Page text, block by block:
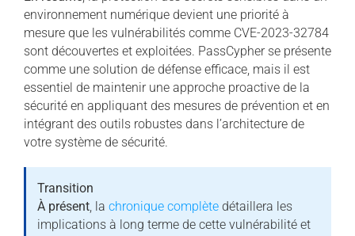
environnement numérique devient une priorité à
mesure que les vulnérabilités comme CVE-2023-32784
sont découvertes et exploitées. PassCypher se présente
comme une solution de défense efficace, mais il est
essentiel de maintenir une approche proactive de la
sécurité en appliquant des mesures de prévention et en
intégrant des outils robustes dans l’architecture de
votre système de sécurité.
Transition
À présent, lachronique complète détaillera les
implications à long terme de cette vulnérabilité et